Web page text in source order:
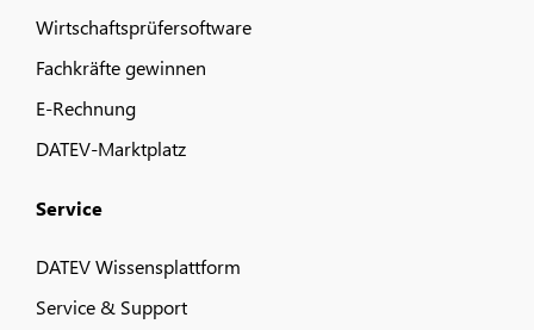
Wirtschaftsprüfersoftware
Fachkräfte gewinnen
E-Rechnung
DATEV-Marktplatz
Service
DATEV Wissensplattform
Service & Support